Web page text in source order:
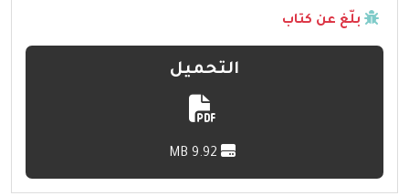
بلّغ عن كتاب
التحميل